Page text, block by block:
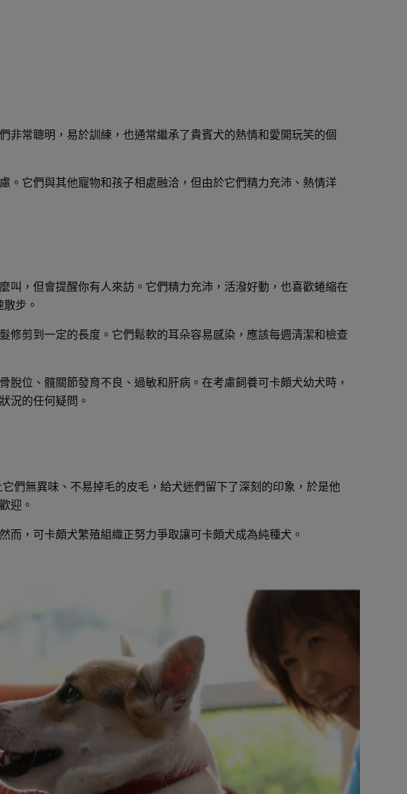
常聰明，易於訓練，也通常繼承了貴賓犬的熱情和愛開玩笑的個
。它們與其他寵物和孩子相處融洽，但由於它們精力充沛、熱情洋
叫，但會提醒你有人來訪。它們精力充沛，活潑好動，也喜歡蜷縮在
步。
剪到一定的長度。它們鬆軟的耳朵容易感染，應該每週清潔和檢查
位、髖關節發育不良、過敏和肝病。在考慮飼養可卡頗犬幼犬時，
況的任何疑問。
們無異味、不易掉毛的皮毛，給犬迷們留下了深刻的印象，於是他
迎。
，可卡頗犬繁殖組織正努力爭取讓可卡頗犬成為純種犬。